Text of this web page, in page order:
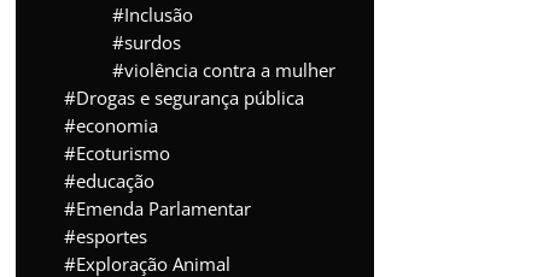
Inclusão
surdos
violência contra a mulher
Drogas e segurança pública
economia
Ecoturismo
educação
Emenda Parlamentar
esportes
Exploração Animal